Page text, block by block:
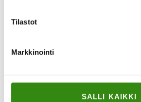
Tilastot
Markkinointi
SALLI KAIKKI
Tuetut lomat yrittäjä- ja
maatalousyrittäjäperheille